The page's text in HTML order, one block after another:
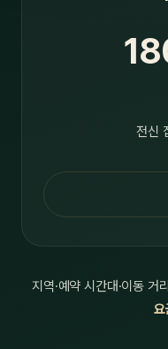
전신
지역·예약 시간대·이동